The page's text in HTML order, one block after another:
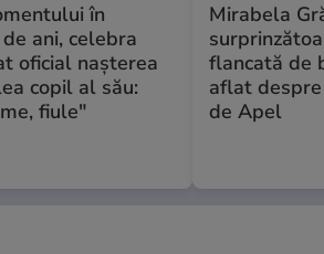
în
ani, celebra
oficial nașterea
copil al său:
fiule"
Mirabela
flancată de
aflat
de Apel